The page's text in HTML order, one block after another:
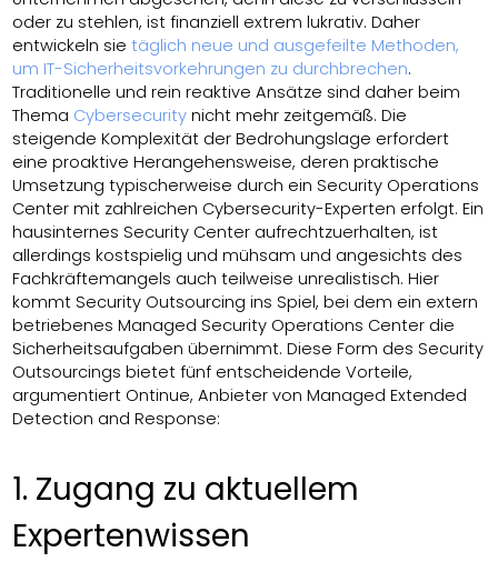
oder zu stehlen, ist finanziell extrem lukrativ. Daher
entwickeln sietäglich neue und ausgefeilte Methoden,
um IT-Sicherheitsvorkehrungen zu durchbrechen.
Traditionelle und rein reaktive Ansätze sind daher beim
Thema Cybersecurity nicht mehr zeitgemäß. Die
steigende Komplexität der Bedrohungslage erfordert
eine proaktive Herangehensweise, deren praktische
Umsetzung typischerweise durch ein Security Operations
Center mit zahlreichen Cybersecurity-Experten erfolgt. Ein
hausinternes Security Center aufrechtzuerhalten, ist
allerdings kostspielig und mühsam und angesichts des
Fachkräftemangels auch teilweise unrealistisch. Hier
kommt Security Outsourcing ins Spiel, bei dem ein extern
betriebenes Managed Security Operations Center die
Sicherheitsaufgaben übernimmt. Diese Form des Security
Outsourcings bietet fünf entscheidende Vorteile,
argumentiert Ontinue, Anbieter von Managed Extended
Detection and Response:
1. Zugang zu aktuellem
Expertenwissen